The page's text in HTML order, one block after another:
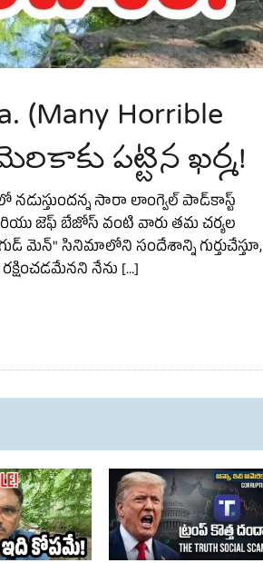
(Many Horrible
పట్టిన ఖర్మ!
నడుస్తుందన్న సారా లాంగ్వెల్ పాడ్‌కాస్ట్
జెఫ్ బేజోస్ వంటి వారు తమ చర్యల
మెన్" సినిమాలోని సందేశాన్ని గుర్తుచేస్తూ,
నేను […]